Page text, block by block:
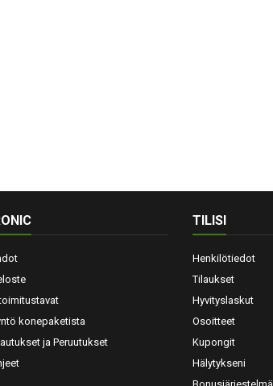
konepaketista
ja Peruutukset
TILISI
Henkilötiedot
Tilaukset
Hyvityslaskut
Osoitteet
Kupongit
Hälytykseni